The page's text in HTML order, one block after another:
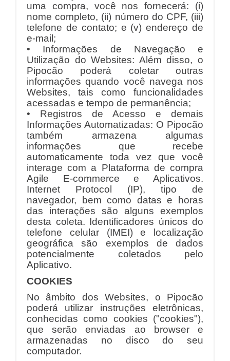
uma compra, você nos fornecerá: (i)
nome completo, (ii) número do CPF, (iii)
telefone de contato; e (v) endereço de
e-mail;
• Informações de Navegação e
Utilização do Websites: Além disso, o
Pipocão poderá coletar outras
informações quando você navega nos
Websites, tais como funcionalidades
acessadas e tempo de permanência;
• Registros de Acesso e demais
Informações Automatizadas: O Pipocão
também armazena algumas
informações que recebe
automaticamente toda vez que você
interage com a Plataforma de compra
Agile E-commerce e Aplicativos.
Internet Protocol (IP), tipo de
navegador, bem como datas e horas
das interações são alguns exemplos
desta coleta. Identificadores únicos do
telefone celular (IMEI) e localização
geográfica são exemplos de dados
potencialmente coletados pelo
Aplicativo.
COOKIES
No âmbito dos Websites, o Pipocão
poderá utilizar instruções eletrônicas,
conhecidas como cookies ("cookies"),
que serão enviadas ao browser e
armazenadas no disco do seu
computador.